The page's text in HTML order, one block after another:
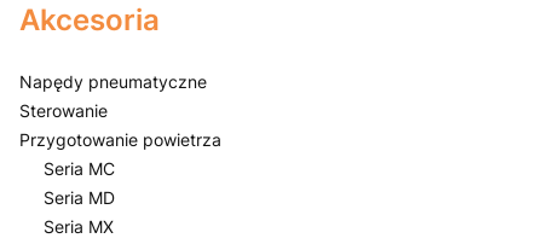
Akcesoria
Napędy pneumatyczne
Sterowanie
Przygotowanie powietrza
Seria MC
Seria MD
Seria MX